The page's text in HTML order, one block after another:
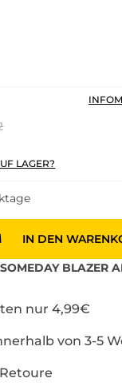
LAGER?
IN DEN
SOMEDAY BLAZER
nur 4,99€
von 3-5